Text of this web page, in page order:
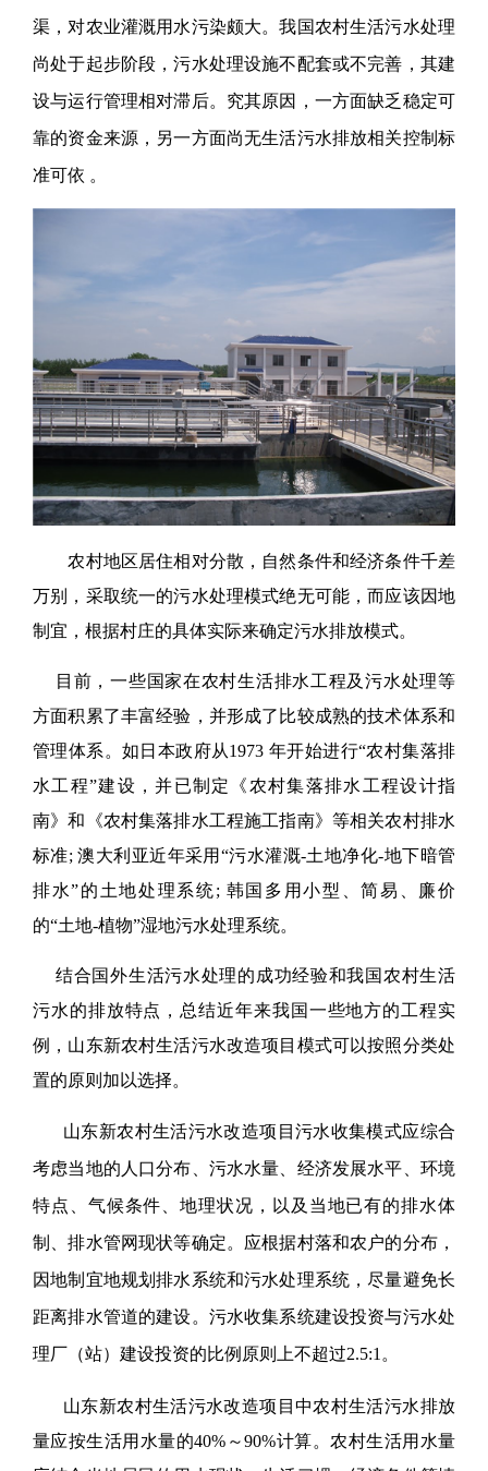
渠，对农业灌溉用水污染颇大。我国农村生活污水处理
尚处于起步阶段，污水处理设施不配套或不完善，其建
设与运行管理相对滞后。究其原因，一方面缺乏稳定可
靠的资金来源，另一方面尚无生活污水排放相关控制标
准可依 。
农村地区居住相对分散，自然条件和经济条件千差
万别，采取统一的污水处理模式绝无可能，而应该因地
制宜，根据村庄的具体实际来确定污水排放模式。
目前，一些国家在农村生活排水工程及污水处理等
方面积累了丰富经验，并形成了比较成熟的技术体系和
管理体系。如日本政府从1973 年开始进行“农村集落排
水工程”建设，并已制定《农村集落排水工程设计指
南》和《农村集落排水工程施工指南》等相关农村排水
标准; 澳大利亚近年采用“污水灌溉-土地净化-地下暗管
排水”的土地处理系统; 韩国多用小型、简易、廉价
的“土地-植物”湿地污水处理系统。
结合国外生活污水处理的成功经验和我国农村生活
污水的排放特点，总结近年来我国一些地方的工程实
例， 山东新农村生活污水改造项目 模式可以按照分类处
置的原则加以选择。
山东新农村生活污水改造项目污水收集模式应综合
考虑当地的人口分布、污水水量、经济发展水平、环境
特点、气候条件、地理状况，以及当地已有的排水体
制、排水管网现状等确定。应根据村落和农户的分布，
因地制宜地规划排水系统和污水处理系统，尽量避免长
距离排水管道的建设。 污水收集系统建设投资与污水处
理厂（站）建设投资的比例原则上不超过2.5:1。
山东新农村生活污水改造项目中农村生活污水排放
量应按生活用水量的40%～90%计算。农村生活用水量